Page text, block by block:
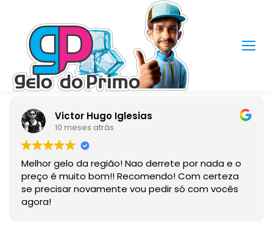
Victor Hugo Iglesias
10 meses atrás
Melhor gelo da região! Nao derrete por nada e o
preço é muito bom!! Recomendo! Com certeza
se precisar novamente vou pedir só com vocês
agora!